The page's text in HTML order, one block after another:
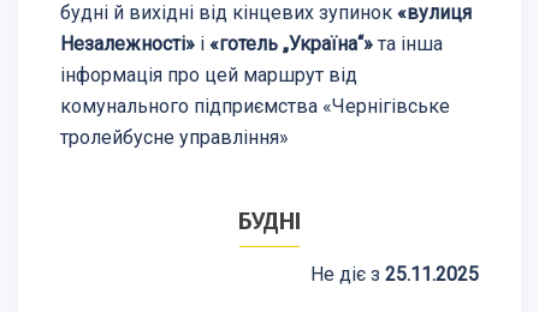
будні й вихідні від кінцевих зупинок «вулиця
Незалежності» і «готель „Україна“» та інша
інформація про цей маршрут від
комунального підприємства «Чернігівське
тролейбусне управління»
БУДНІ
Не діє з 25.11.2025